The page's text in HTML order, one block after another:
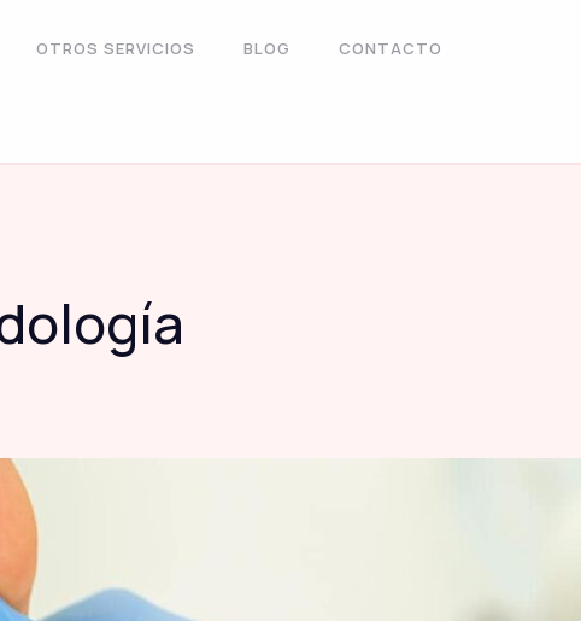
OTROS SERVICIOS BLOG CONTACTO